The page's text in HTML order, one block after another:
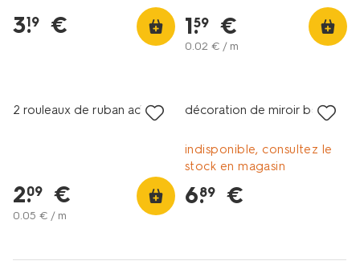
3.
19 € 1.
59 €
0.02 € / m
2 rouleaux de ruban adhésif
2.
09 €
0.05 € / m
décoration de miroir bois
indisponible, consultez le
stock en magasin
6.
89 €